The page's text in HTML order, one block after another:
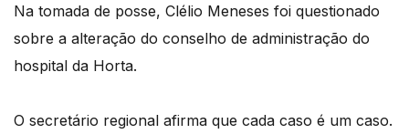
Na tomada de posse, Clélio Meneses foi questionado
sobre a alteração do conselho de administração do
hospital da Horta.
O secretário regional afirma que cada caso é um caso.